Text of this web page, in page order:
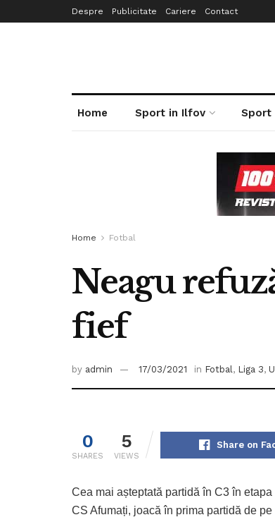
Despre Publicitate Cariere Contact
Home Sport in Ilfov Sport
Home Fotbal
Neagu
fief
by admin 17/03/2021 in Fotbal, Liga 3,
0
SHARES
5
VIEWS
Share on
Cea mai așteptată partidă în C3 în
CS Afumați, joacă în prima partidă de